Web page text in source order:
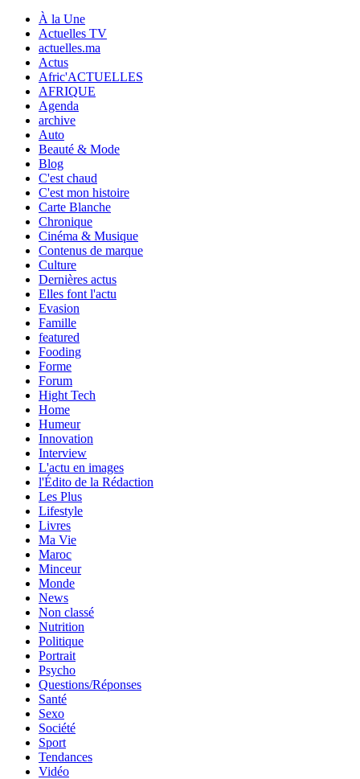
À la Une
Actuelles TV
actuelles.ma
Actus
Afric'ACTUELLES
AFRIQUE
Agenda
archive
Auto
Beauté & Mode
Blog
C'est chaud
C'est mon histoire
Carte Blanche
Chronique
Cinéma & Musique
Contenus de marque
Culture
Dernières actus
Elles font l'actu
Evasion
Famille
featured
Fooding
Forme
Forum
Hight Tech
Home
Humeur
Innovation
Interview
L'actu en images
l'Édito de la Rédaction
Les Plus
Lifestyle
Livres
Ma Vie
Maroc
Minceur
Monde
News
Non classé
Nutrition
Politique
Portrait
Psycho
Questions/Réponses
Santé
Sexo
Société
Sport
Tendances
Vidéo